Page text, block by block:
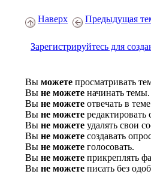
Наверх Предыдущая
Зарегистрируйтесь для
Вы можете просматривать
Вы не можете начинать темы.
Вы не можете отвечать в
Вы не можете
Вы не можете удалять свои
Вы не можете создавать
Вы не можете голосовать.
Вы не можете прикреплять
Вы не можете писать без